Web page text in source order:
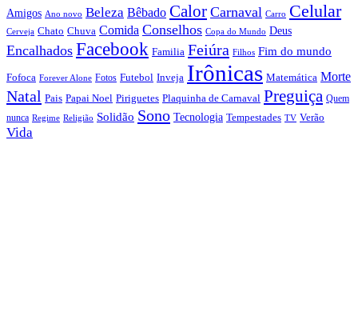
Amigos Ano novo Beleza Bêbado Calor Carnaval Carro Celular
Cerveja Chato Chuva Comida Conselhos Copa do Mundo Deus
Encalhados Facebook Familia Feiúra Filhos Fim do mundo
Fofoca Forever Alone Fotos Futebol Inveja Irônicas Matemática Morte
Natal Pais Papai Noel Piriguetes Plaquinha de Carnaval Preguiça Quem
nunca Regime Religião Solidão Sono Tecnologia Tempestades TV Verão
Vida